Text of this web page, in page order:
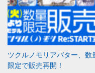
ツクルノモリアバター、数
限定で販売再開！